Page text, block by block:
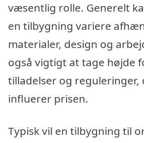
væsentlig rolle. Generelt
en tilbygning variere
materialer, design og
også vigtigt at tage højde
tilladelser og reguleringer,
influerer prisen.
Typisk vil en tilbygning til